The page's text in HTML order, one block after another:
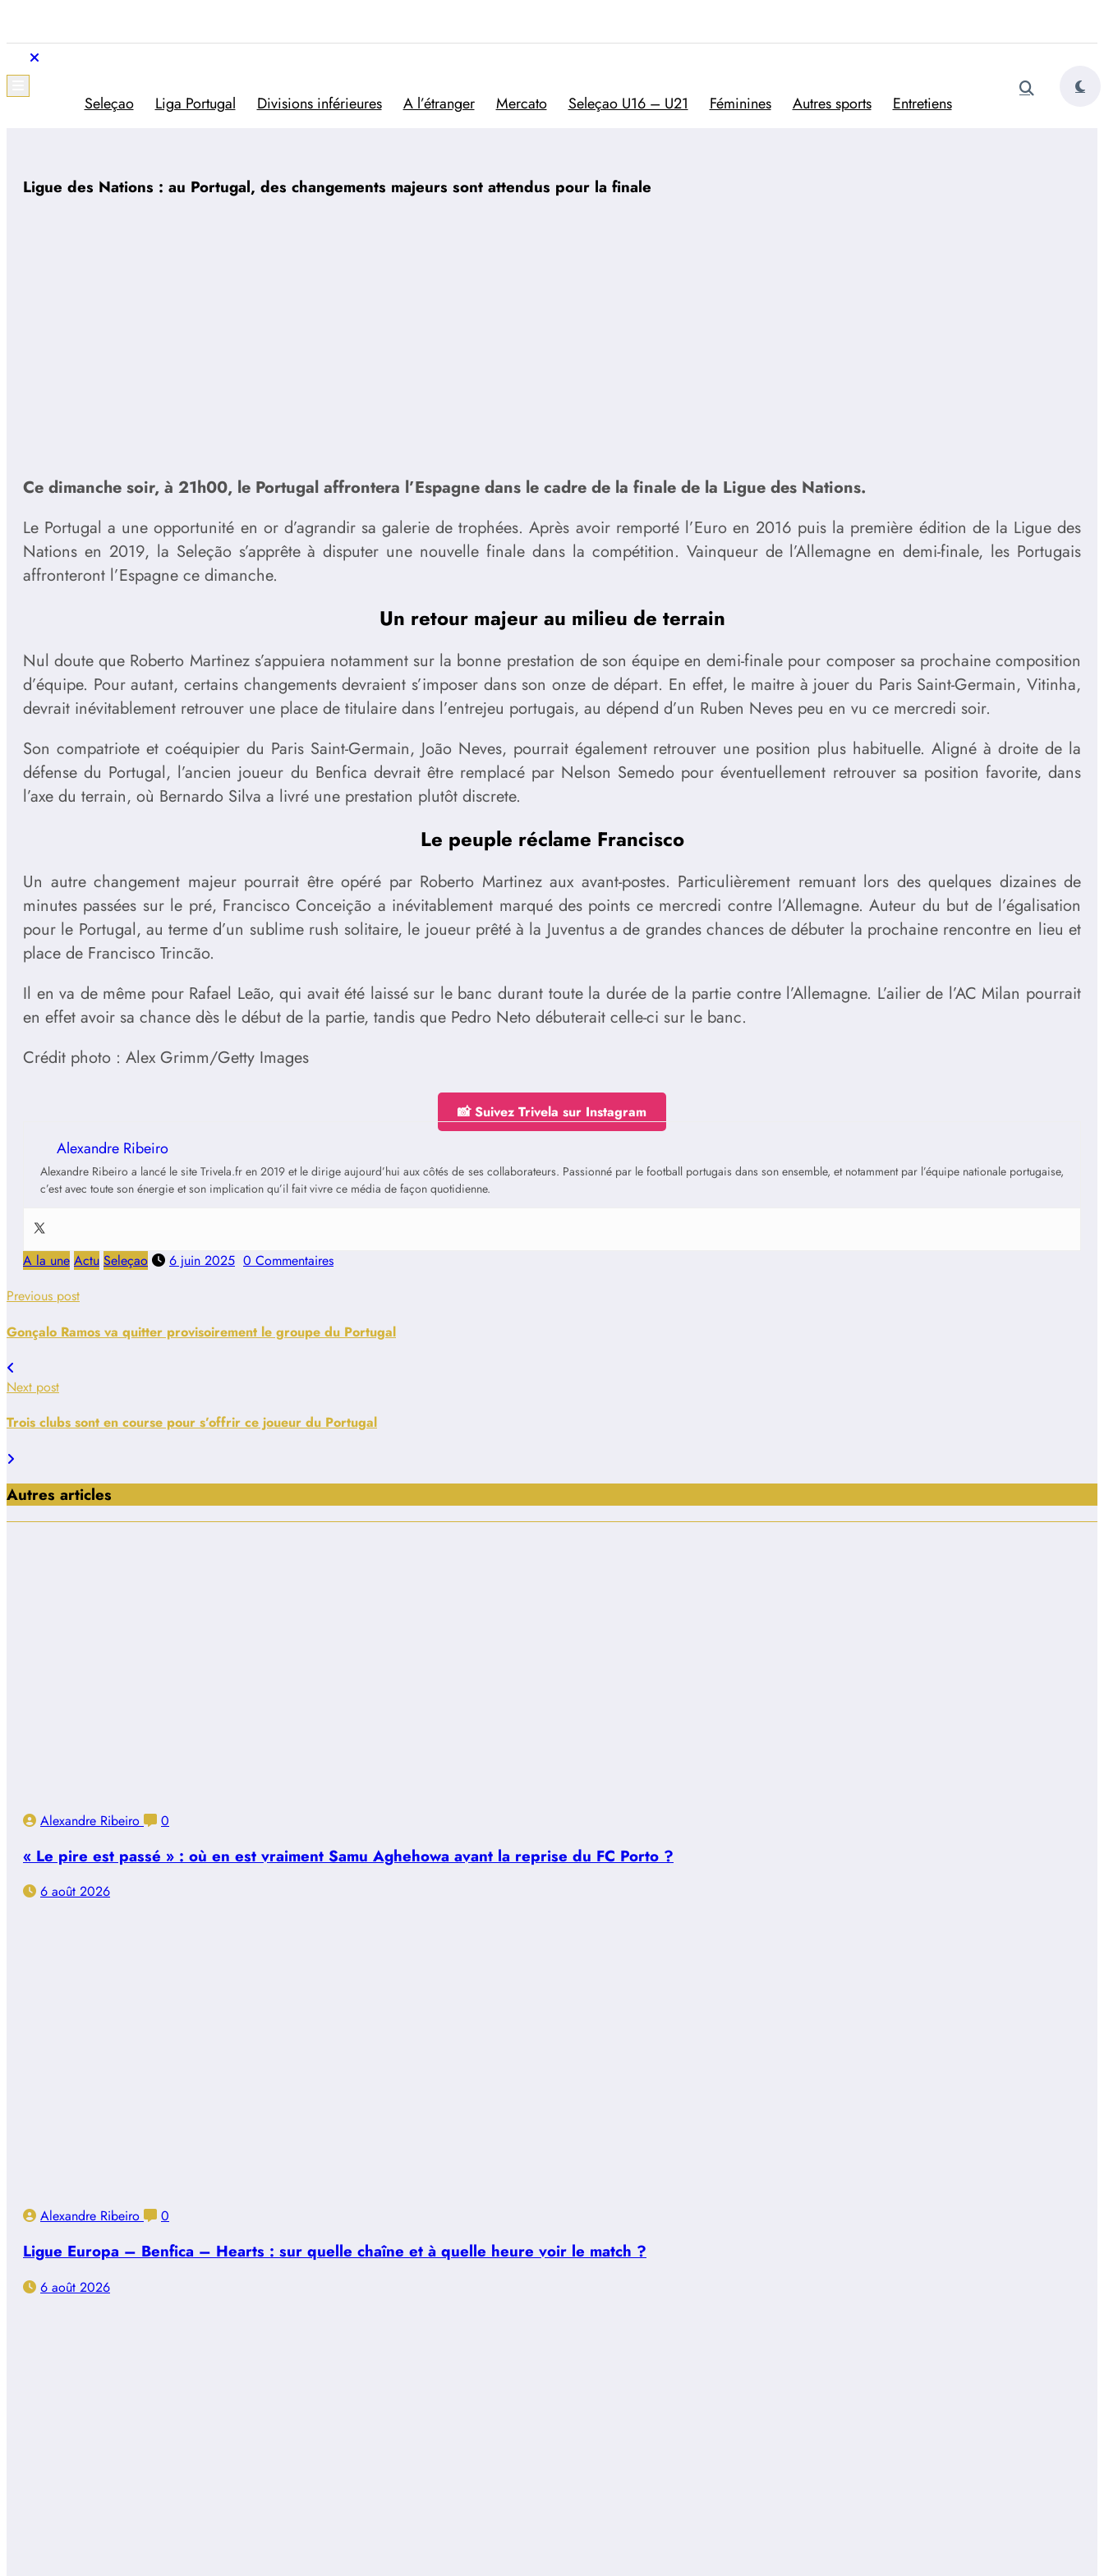
contenu
Trivela
L'actualité du football portugais
Seleçao Liga Portugal Divisions inférieures A l’étranger Mercato Seleçao U16 – U21 Féminines Autres sports Entretiens
Ligue des Nations : au Portugal, des changements majeurs sont attendus pour la finale
Ce dimanche soir, à 21h00, le Portugal affrontera l’Espagne dans le cadre de la finale de la Ligue des Nations.
Le Portugal a une opportunité en or d’agrandir sa galerie de trophées. Après avoir remporté l’Euro en 2016 puis la première édition de la Ligue des
Nations en 2019, la Seleção s’apprête à disputer une nouvelle finale dans la compétition. Vainqueur de l’Allemagne en demi-finale, les Portugais
affronteront l’Espagne ce dimanche.
Un retour majeur au milieu de terrain
Nul doute que Roberto Martinez s’appuiera notamment sur la bonne prestation de son équipe en demi-finale pour composer sa prochaine composition
d’équipe. Pour autant, certains changements devraient s’imposer dans son onze de départ. En effet, le maitre à jouer du Paris Saint-Germain, Vitinha,
devrait inévitablement retrouver une place de titulaire dans l’entrejeu portugais, au dépend d’un Ruben Neves peu en vu ce mercredi soir.
Son compatriote et coéquipier du Paris Saint-Germain, João Neves, pourrait également retrouver une position plus habituelle. Aligné à droite de la
défense du Portugal, l’ancien joueur du Benfica devrait être remplacé par Nelson Semedo pour éventuellement retrouver sa position favorite, dans
l’axe du terrain, où Bernardo Silva a livré une prestation plutôt discrete.
Le peuple réclame Francisco
Un autre changement majeur pourrait être opéré par Roberto Martinez aux avant-postes. Particulièrement remuant lors des quelques dizaines de
minutes passées sur le pré, Francisco Conceição a inévitablement marqué des points ce mercredi contre l’Allemagne. Auteur du but de l’égalisation
pour le Portugal, au terme d’un sublime rush solitaire, le joueur prêté à la Juventus a de grandes chances de débuter la prochaine rencontre en lieu et
place de Francisco Trincão.
Il en va de même pour Rafael Leão, qui avait été laissé sur le banc durant toute la durée de la partie contre l’Allemagne. L’ailier de l’AC Milan pourrait
en effet avoir sa chance dès le début de la partie, tandis que Pedro Neto débuterait celle-ci sur le banc.
Crédit photo : Alex Grimm/Getty Images
📸 Suivez Trivela sur Instagram
Alexandre Ribeiro
Alexandre Ribeiro a lancé le site Trivela.fr en 2019 et le dirige aujourd’hui aux côtés de ses collaborateurs. Passionné par le football portugais dans son ensemble, et notamment par l’équipe nationale portugaise,
c’est avec toute son énergie et son implication qu’il fait vivre ce média de façon quotidienne.
A la une Actu Seleçao 6 juin 2025 0 Commentaires
Previous post
Gonçalo Ramos va quitter provisoirement le groupe du Portugal
Next post
Trois clubs sont en course pour s’offrir ce joueur du Portugal
Autres articles
Alexandre Ribeiro 0
« Le pire est passé » : où en est vraiment Samu Aghehowa avant la reprise du FC Porto ?
6 août 2026
Alexandre Ribeiro 0
Ligue Europa – Benfica – Hearts : sur quelle chaîne et à quelle heure voir le match ?
6 août 2026